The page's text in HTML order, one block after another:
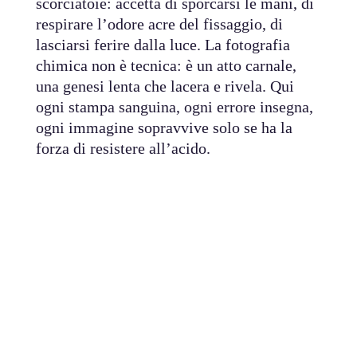
scorciatoie: accetta di sporcarsi le mani, di
respirare l’odore acre del fissaggio, di
lasciarsi ferire dalla luce. La fotografia
chimica non è tecnica: è un atto carnale,
una genesi lenta che lacera e rivela. Qui
ogni stampa sanguina, ogni errore insegna,
ogni immagine sopravvive solo se ha la
forza di resistere all’acido.